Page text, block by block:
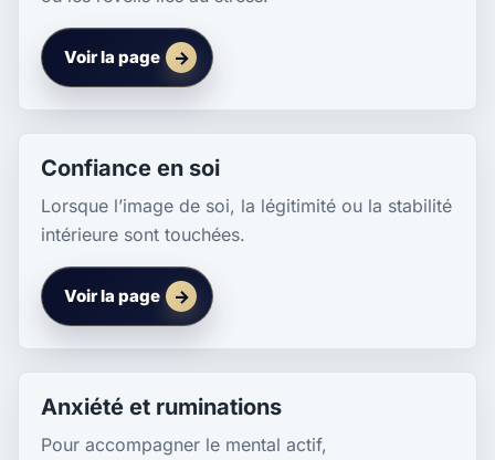
Voir la page
Confiance en soi
Lorsque l’image de soi, la légitimité ou la stabilité
intérieure sont touchées.
Voir la page
Anxiété et ruminations
Pour accompagner le mental actif,